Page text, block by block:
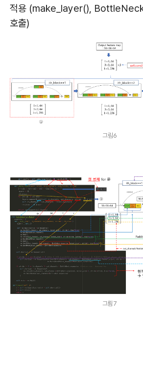
적용 (make_layer(),
호출)
그림6
그릠7